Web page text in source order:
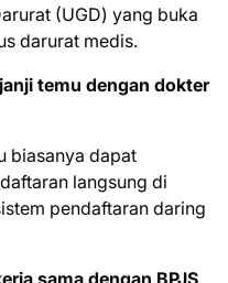
(UGD) yang buka
darurat medis.
temu dengan dokter
biasanya dapat
langsung di
pendaftaran daring
sama dengan BPJS